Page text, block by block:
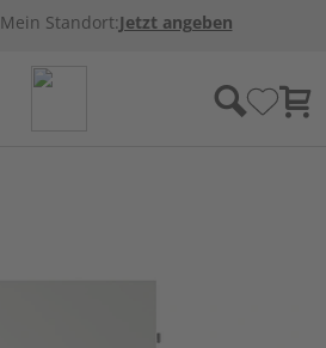
Mein Standort:Jetzt angeben